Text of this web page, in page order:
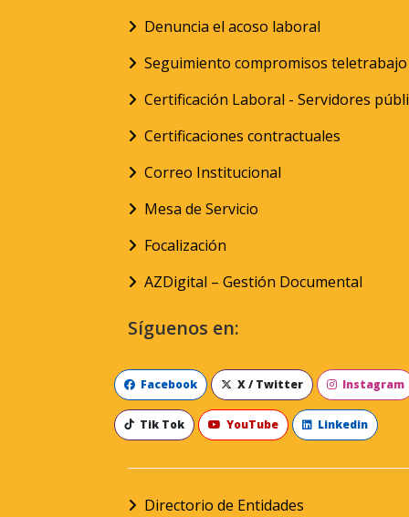
Denuncia el acoso laboral
Seguimiento compromisos teletrabajo
Certificación Laboral - Servidores
Certificaciones contractuales
Correo Institucional
Mesa de Servicio
Focalización
AZDigital – Gestión Documental
Síguenos en:
Facebook X / Twitter Instagram
Tik Tok YouTube Linkedin
Directorio de Entidades